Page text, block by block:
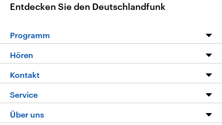
Entdecken Sie den Deutschlandfunk
Programm
Programm
Die Nachrichten
Nachrichtenleicht
Neue Beiträge auf dlf.de
Hören
Livestream
Podcasts
Deutschlandfunk App
Kontakt
Hörerservice
Service
FAQ
Über uns